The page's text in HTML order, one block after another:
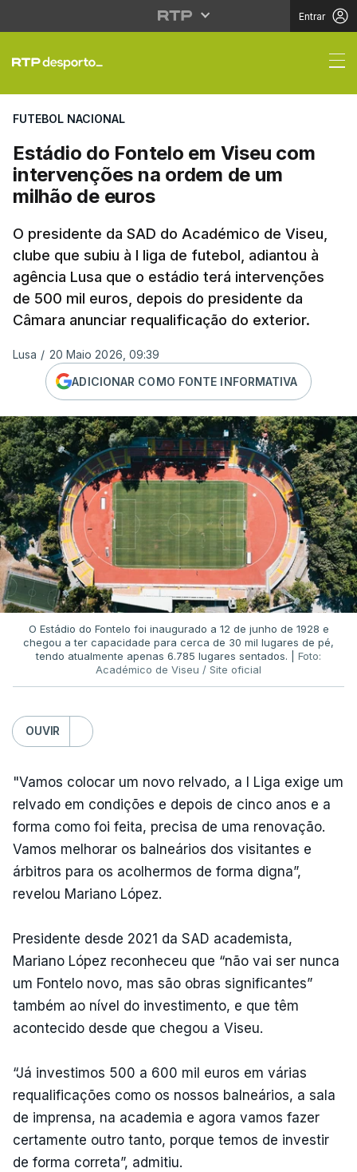
Entrar
Estádio do Fontelo
FUTEBOL NACIONAL
Estádio do Fontelo em Viseu com
intervenções na ordem de um
milhão de euros
O presidente da SAD do Académico de Viseu,
clube que subiu à I liga de futebol, adiantou à
agência Lusa que o estádio terá intervenções
de 500 mil euros, depois do presidente da
Câmara anunciar requalificação do exterior.
Lusa / 20 Maio 2026, 09:39
ADICIONAR COMO FONTE INFORMATIVA
O Estádio do Fontelo foi inaugurado a 12 de junho de 1928 e
chegou a ter capacidade para cerca de 30 mil lugares de pé,
tendo atualmente apenas 6.785 lugares sentados. | Foto:
Académico de Viseu / Site oficial
OUVIR
"Vamos colocar um novo relvado, a I Liga exige um
relvado em condições e depois de cinco anos e a
forma como foi feita, precisa de uma renovação.
Vamos melhorar os balneários dos visitantes e
árbitros para os acolhermos de forma digna”,
revelou Mariano López.
Presidente desde 2021 da SAD academista,
Mariano López reconheceu que “não vai ser nunca
um Fontelo novo, mas são obras significantes”
também ao nível do investimento, e que têm
acontecido desde que chegou a Viseu.
“Já investimos 500 a 600 mil euros em várias
requalificações como os nossos balneários, a sala
de imprensa, na academia e agora vamos fazer
certamente outro tanto, porque temos de investir
de forma correta”, admitiu.